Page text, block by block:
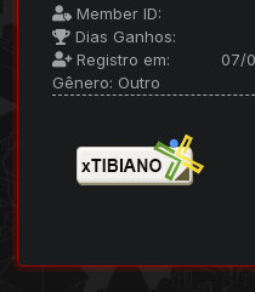
Member ID:
Dias Ganhos:
Registro em:
07/
Gênero: Outro